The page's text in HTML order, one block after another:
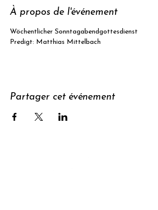
À propos de l'événement
Wöchentlicher Sonntagabendgottesdienst
Predigt: Matthias Mittelbach
Partager cet événement